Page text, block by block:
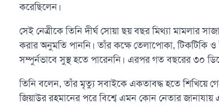
করেছিলেন।
সেই নেত্রীকে তিনি দীর্ঘ সোয়া ছয় বছর মিথ্যা মামলার
করার অনুমতি পাননি। তাঁর কক্ষে তেলাপোকা, টিকটিকি
সম্পুর্নভাবে সুস্থ হতে পারেননি। এরপর গত বছরের ৩০
তিনি বলেন, তাঁর মৃত্যু সবাইকে একতাবদ্ধ হতে শিখিয়ে
জিয়াউর রহমানের পরে বিশ্বে এমন কোন নেতার